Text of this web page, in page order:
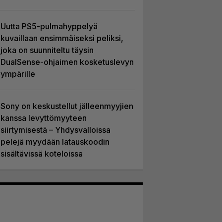
Uutta PS5-pulmahyppelyä
kuvaillaan ensimmäiseksi peliksi,
joka on suunniteltu täysin
DualSense-ohjaimen kosketuslevyn
ympärille
Sony on keskustellut jälleenmyyjien
kanssa levyttömyyteen
siirtymisestä – Yhdysvalloissa
pelejä myydään latauskoodin
sisältävissä koteloissa